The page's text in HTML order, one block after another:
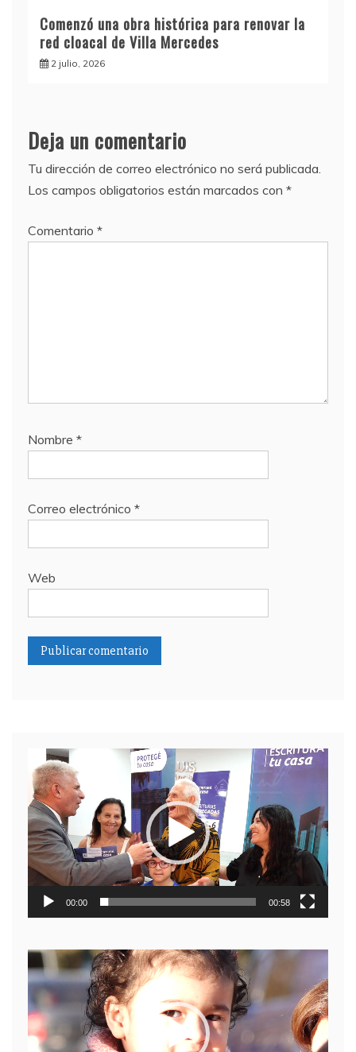
Comenzó una obra histórica para renovar la
red cloacal de Villa Mercedes
2 julio, 2026
Deja un comentario
Tu dirección de correo electrónico no será publicada.
Los campos obligatorios están marcados con *
Comentario *
Nombre *
Correo electrónico *
Web
Reproductor
de
video
00:00 00:58
Reproductor
de
video